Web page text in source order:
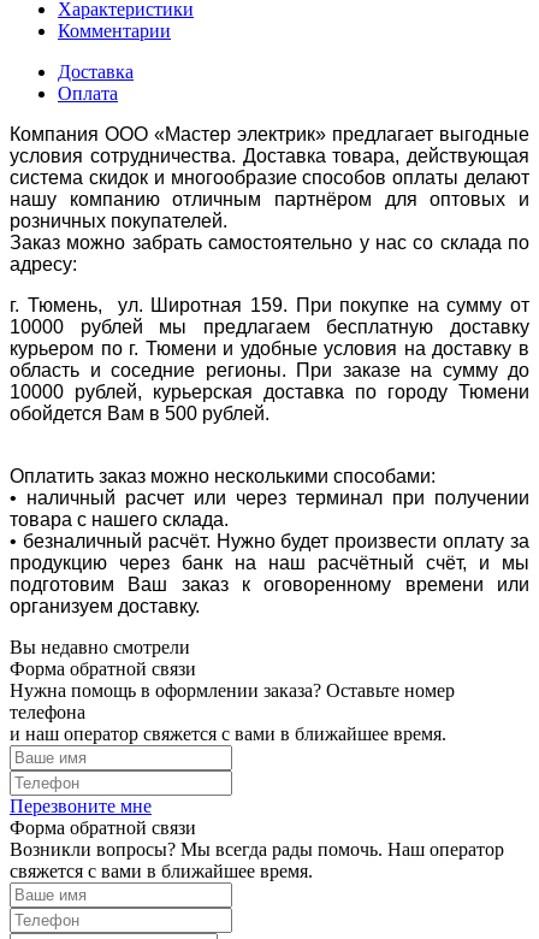
Характеристики
Комментарии
Доставка
Оплата
Компания ООО «Мастер электрик» предлагает выгодные
условия сотрудничества. Доставка товара, действующая
система скидок и многообразие способов оплаты делают
нашу компанию отличным партнёром для оптовых и
розничных покупателей.
Заказ можно забрать самостоятельно у нас со склада по
адресу:
г. Тюмень, ул. Широтная 159. При покупке на сумму от
10000 рублей мы предлагаем бесплатную доставку
курьером по г. Тюмени и удобные условия на доставку в
область и соседние регионы. При заказе на сумму до
10000 рублей, курьерская доставка по городу Тюмени
обойдется Вам в 500 рублей.
Оплатить заказ можно несколькими способами:
• наличный расчет или через терминал при получении
товара с нашего склада.
• безналичный расчёт. Нужно будет произвести оплату за
продукцию через банк на наш расчётный счёт, и мы
подготовим Ваш заказ к оговоренному времени или
организуем доставку.
Вы недавно смотрели
Форма обратной связи
Нужна помощь в оформлении заказа? Оставьте номер
телефона
и наш оператор свяжется с вами в ближайшее время.
Перезвоните мне
Форма обратной связи
Возникли вопросы? Мы всегда рады помочь. Наш оператор
свяжется с вами в ближайшее время.